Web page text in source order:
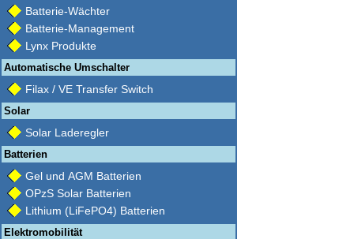
Batterie-Wächter
Batterie-Management
Lynx Produkte
Automatische Umschalter
Filax / VE Transfer Switch
Solar
Solar Laderegler
Batterien
Gel und AGM Batterien
OPzS Solar Batterien
Lithium (LiFePO4) Batterien
Elektromobilität